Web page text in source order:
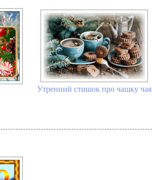
Утренний стишок про чашку чая